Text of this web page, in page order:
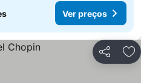
Ver preços
Partilhar